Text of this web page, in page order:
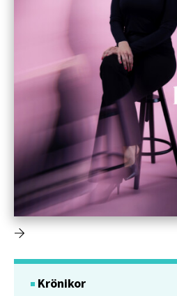
Krönikor